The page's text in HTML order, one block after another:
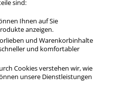
zum günstigen Preis.
sind:
Ihnen auf Sie
anzeigen.
und Warenkorbinhalte
und komfortabler
Cookies verstehen wir, wie
unsere Dienstleistungen